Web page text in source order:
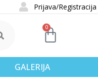
Prijava/Registracija
0
GALERIJA